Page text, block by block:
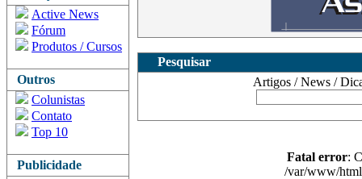
Active News
Fórum
Produtos / Cursos
Outros
Colunistas
Contato
Top 10
Publicidade
Pesquisar
Artigos / News /
Fatal error:
/var/www/